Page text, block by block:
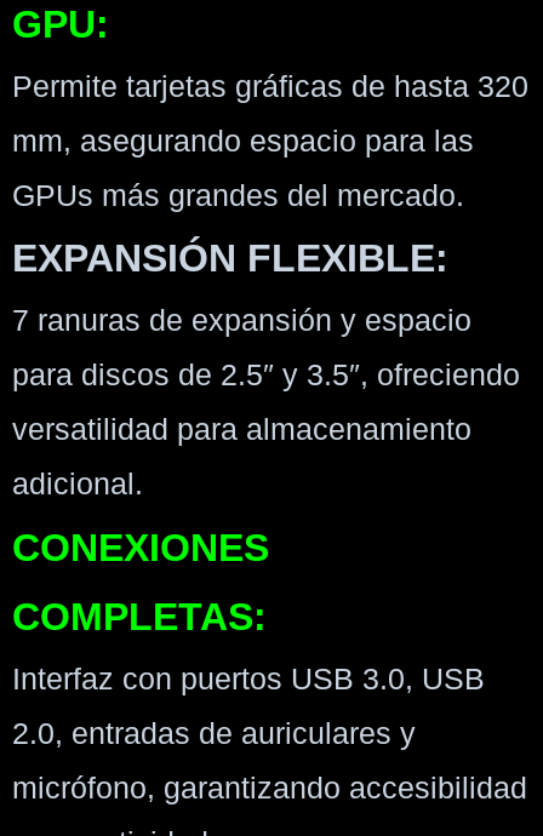
GPU:
Permite tarjetas gráficas de hasta 320
mm, asegurando espacio para las
GPUs más grandes del mercado.
EXPANSIÓN FLEXIBLE:
7 ranuras de expansión y espacio
para discos de 2.5″ y 3.5″, ofreciendo
versatilidad para almacenamiento
adicional.
CONEXIONES
COMPLETAS:
Interfaz con puertos USB 3.0, USB
2.0, entradas de auriculares y
micrófono, garantizando accesibilidad